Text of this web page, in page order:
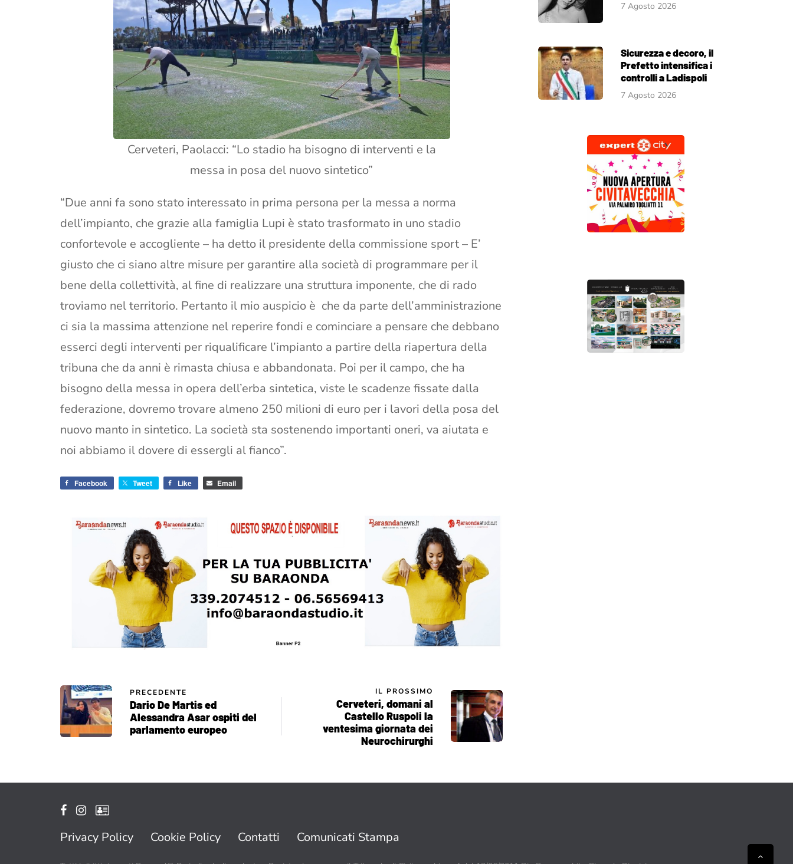
Cerveteri, Paolacci: “Lo stadio ha bisogno di interventi e la
messa in posa del nuovo sintetico”
“Due anni fa sono stato interessato in prima persona per la messa a norma
dell’impianto, che grazie alla famiglia Lupi è stato trasformato in uno stadio
confortevole e accogliente – ha detto il presidente della commissione sport – E’
giusto che ci siano altre misure per garantire alla società di programmare per il
bene della collettività, al fine di realizzare una struttura imponente, che di rado
troviamo nel territorio. Pertanto il mio auspicio è che da parte dell’amministrazione
ci sia la massima attenzione nel reperire fondi e cominciare a pensare che debbano
esserci degli interventi per riqualificare l’impianto a partire della riapertura della
tribuna che da anni è rimasta chiusa e abbandonata. Poi per il campo, che ha
bisogno della messa in opera dell’erba sintetica, viste le scadenze fissate dalla
federazione, dovremo trovare almeno 250 milioni di euro per i lavori della posa del
nuovo manto in sintetico. La società sta sostenendo importanti oneri, va aiutata e
noi abbiamo il dovere di essergli al fianco”.
Facebook Tweet Like Email
PRECEDENTE
Dario De Martis ed
Alessandra Asar ospiti del
parlamento europeo
IL PROSSIMO
Cerveteri, domani al
Castello Ruspoli la
ventesima giornata dei
Neurochirurghi
7 Agosto 2026
Sicurezza e decoro, il
Prefetto intensifica i
controlli a Ladispoli
7 Agosto 2026
Privacy Policy Cookie Policy Contatti Comunicati Stampa